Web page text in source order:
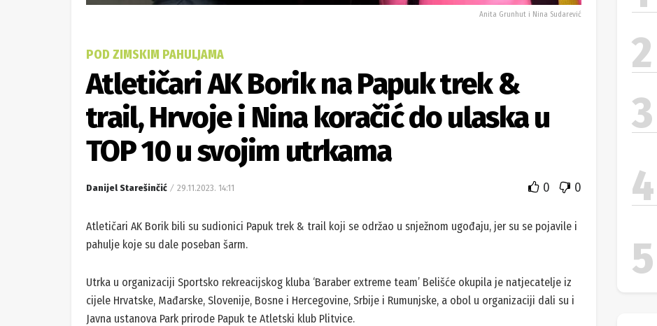
Anita Grunhut i Nina Sudarević
POD ZIMSKIM PAHULJAMA
Atletičari AK Borik na Papuk trek &
trail, Hrvoje i Nina koračić do ulaska u
TOP 10 u svojim utrkama
Danijel Starešinčić 29.11.2023. 14:11 0 0
Atletičari AK Borik bili su sudionici Papuk trek & trail koji se održao u snježnom ugođaju, jer su se pojavile i
pahulje koje su dale poseban šarm.
Utrka u organizaciji Sportsko rekreacijskog kluba ‘Baraber extreme team’ Belišće okupila je natjecatelje iz
cijele Hrvatske, Mađarske, Slovenije, Bosne i Hercegovine, Srbije i Rumunjske, a obol u organizaciji dali su i
Javna ustanova Park prirode Papuk te Atletski klub Plitvice.